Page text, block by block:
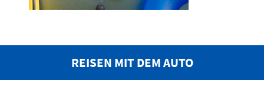
REISEN MIT DEM AUTO